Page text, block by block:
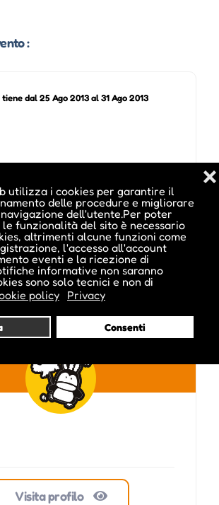
utilizza i cookies per garantire il
delle procedure e migliorare
dell'utente.Per poter
funzionalità del sito è necessario
altrimenti alcune funzioni come
l'accesso all'account
eventi e la ricezione di
informative non saranno
sono solo tecnici e non di
policy Privacy
Consenti
❌
:
dal 25 Ago 2013 al 31 Ago 2013
30.08.2013 - 31.08.2013
ale inside
Visita profilo